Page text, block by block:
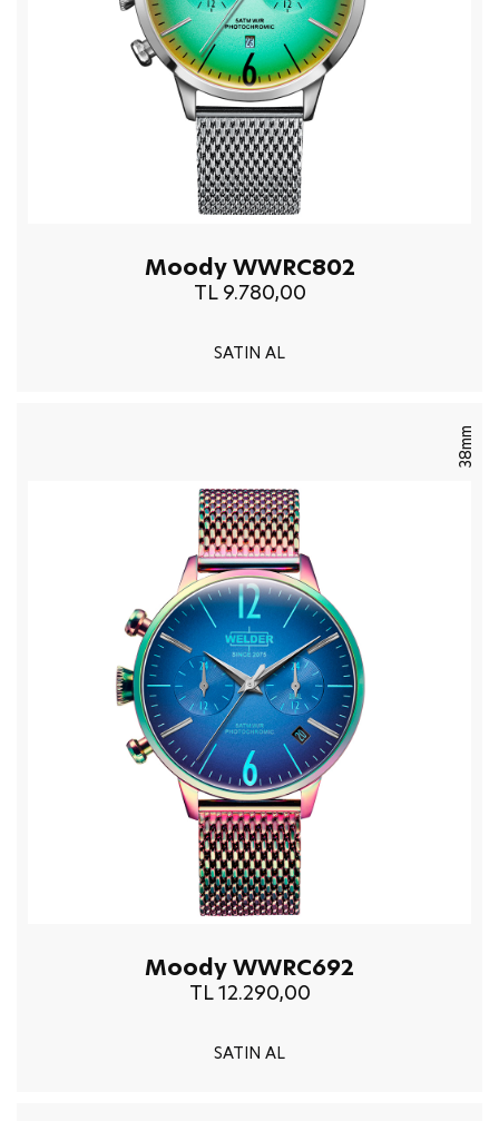
Moody WWRC802
TL 9.780,00
SATIN AL
38mm
Moody WWRC692
TL 12.290,00
SATIN AL